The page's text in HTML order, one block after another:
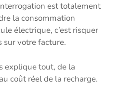
est totalement
la consommation
électrique, c’est risquer
sur votre facture.
explique tout, de la
coût réel de la recharge.